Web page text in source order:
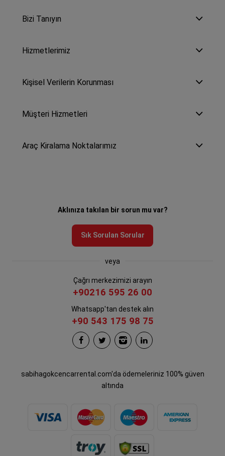
Bizi Tanıyın
Hizmetlerimiz
Kişisel Verilerin Korunması
Müşteri Hizmetleri
Araç Kiralama Noktalarımız
Aklınıza takılan bir sorun mu var?
Sık Sorulan Sorular
veya
Çağrı merkezimizi arayın
+90216 595 26 00
Whatsapp'tan destek alın
+90 543 175 98 75
sabihagokcencarrental.com'da ödemeleriniz 100% güven
altında